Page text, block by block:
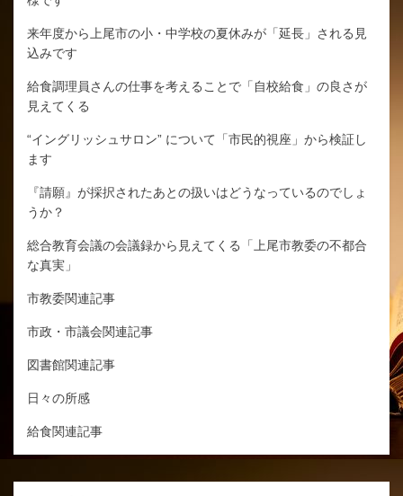
来年度から上尾市の小・中学校の夏休みが「延長」される見
込みです
給食調理員さんの仕事を考えることで「自校給食」の良さが
見えてくる
“イングリッシュサロン” について「市民的視座」から検証し
ます
『請願』が採択されたあとの扱いはどうなっているのでしょ
うか？
総合教育会議の会議録から見えてくる「上尾市教委の不都合
な真実」
市教委関連記事
市政・市議会関連記事
図書館関連記事
日々の所感
給食関連記事